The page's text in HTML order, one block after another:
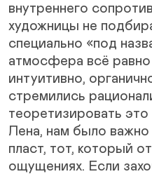
внутреннего
художницы не
специально «под
атмосфера всё
интуитивно,
стремились
теоретизировать
Лена, нам было важно
пласт, тот, который
ощущениях. Если